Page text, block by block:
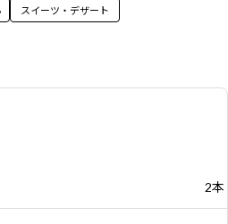
スイーツ・デザート
2本